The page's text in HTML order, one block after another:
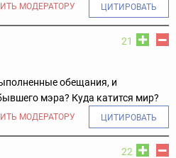
МОДЕРАТОРУ ЦИТИРОВАТЬ
21
обещания, и
мэра? Куда катится мир?
МОДЕРАТОРУ ЦИТИРОВАТЬ
22